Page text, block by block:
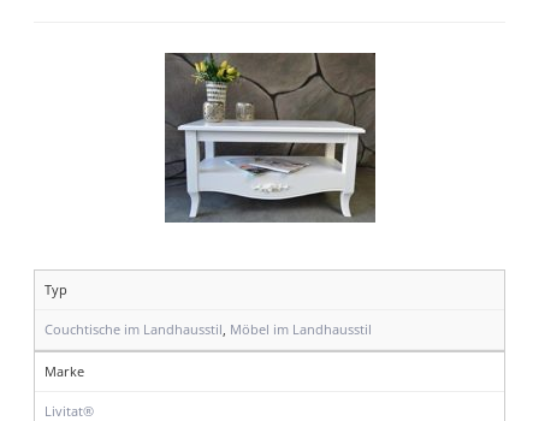
Typ
Couchtische im Landhausstil Möbel im Landhausstil
Marke
Livitat®